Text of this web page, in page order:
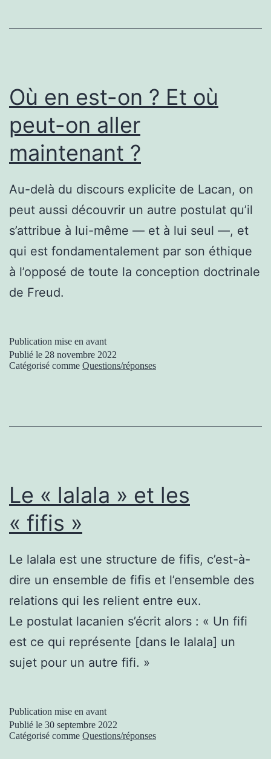
Où en est-on ? Et où
peut-on aller
maintenant ?
Au-delà du discours explicite de Lacan, on
peut aussi découvrir un autre postulat qu’il
s’attribue à lui-même — et à lui seul —, et
qui est fondamentalement par son éthique
à l’opposé de toute la conception doctrinale
de Freud.
Publication mise en avant
Publié le 28 novembre 2022
Catégorisé comme Questions/réponses
Le « lalala » et les
« fifis »
Le lalala est une structure de fifis, c’est-à-
dire un ensemble de fifis et l’ensemble des
relations qui les relient entre eux.
Le postulat lacanien s’écrit alors : « Un fifi
est ce qui représente [dans le lalala] un
sujet pour un autre fifi. »
Publication mise en avant
Publié le 30 septembre 2022
Catégorisé comme Questions/réponses